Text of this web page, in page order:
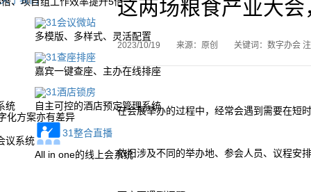
统
议系统
31会议微站
多模版、多样式、灵活配置
31查座排座
嘉宾一键查座、主办在线排座
31酒店锁房
自主可控的酒店预定管理系统
31整合直播
All in one的线上会系统
化方案亦有差异
这两场粮食产业大
2023/10/19 来源：原创 关键词：数字办会
在会展举办的过程中，经常会遇到需要在短
依旧涉及不同的举办地、参会人员、议程安